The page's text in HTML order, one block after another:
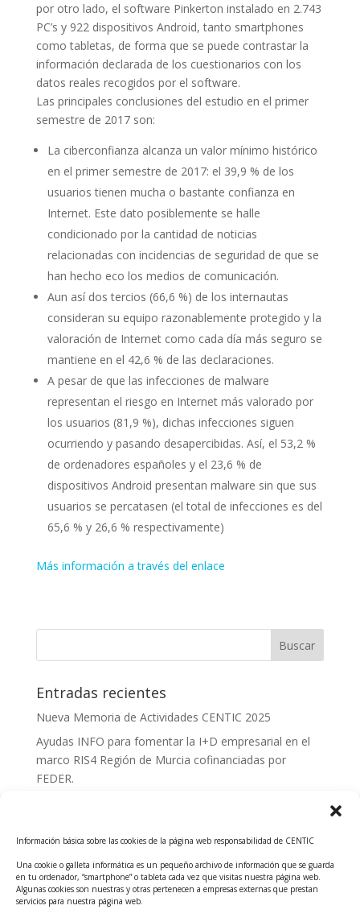
Información básica sobre las cookies de la página web responsabilidad de CENTIC
Una cookie o galleta informática es un pequeño archivo de información que se guarda
en tu ordenador, “smartphone” o tableta cada vez que visitas nuestra página web.
Algunas cookies son nuestras y otras pertenecen a empresas externas que prestan
servicios para nuestra página web.
por otro lado, el software Pinkerton instalado en 2.743
PC’s y 922 dispositivos Android, tanto smartphones
como tabletas, de forma que se puede contrastar la
información declarada de los cuestionarios con los
datos reales recogidos por el software.
Las principales conclusiones del estudio en el primer
semestre de 2017 son:
La ciberconfianza alcanza un valor mínimo histórico
en el primer semestre de 2017: el 39,9 % de los
usuarios tienen mucha o bastante confianza en
Internet. Este dato posiblemente se halle
condicionado por la cantidad de noticias
relacionadas con incidencias de seguridad de que se
han hecho eco los medios de comunicación.
Aun así dos tercios (66,6 %) de los internautas
consideran su equipo razonablemente protegido y la
valoración de Internet como cada día más seguro se
mantiene en el 42,6 % de las declaraciones.
A pesar de que las infecciones de malware
representan el riesgo en Internet más valorado por
los usuarios (81,9 %), dichas infecciones siguen
ocurriendo y pasando desapercibidas. Así, el 53,2 %
de ordenadores españoles y el 23,6 % de
dispositivos Android presentan malware sin que sus
usuarios se percatasen (el total de infecciones es del
65,6 % y 26,6 % respectivamente)
Más información a través del enlace
Entradas recientes
Nueva Memoria de Actividades CENTIC 2025
Ayudas INFO para fomentar la I+D empresarial en el
marco RIS4 Región de Murcia cofinanciadas por
FEDER.
Tecnológicos 2ª ed.
Ayudas INFO para el apoyo a las empresas
innovadoras con potencial tecnológico y escalables
Convocatoria Cheque de Innovación. Ayudas INFO